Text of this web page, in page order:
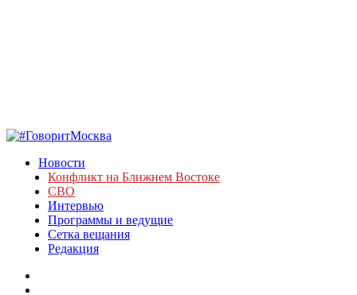
Новости
Конфликт на Ближнем Востоке
СВО
Интервью
Программы и ведущие
Сетка вещания
Редакция